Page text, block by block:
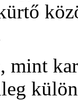
mint